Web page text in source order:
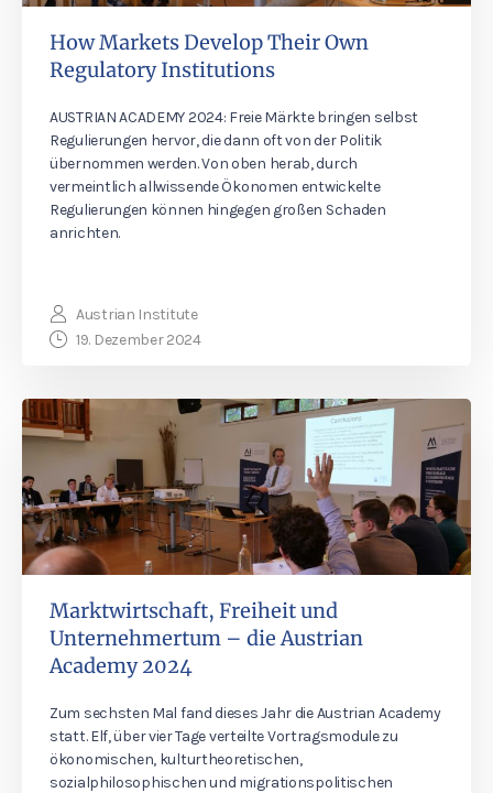
How Markets Develop Their Own
Regulatory Institutions
AUSTRIAN ACADEMY 2024: Freie Märkte bringen selbst
Regulierungen hervor, die dann oft von der Politik
übernommen werden. Von oben herab, durch
vermeintlich allwissende Ökonomen entwickelte
Regulierungen können hingegen großen Schaden
anrichten.
Austrian Institute
19. Dezember 2024
Marktwirtschaft, Freiheit und
Unternehmertum – die Austrian
Academy 2024
Zum sechsten Mal fand dieses Jahr die Austrian Academy
statt. Elf, über vier Tage verteilte Vortragsmodule zu
ökonomischen, kulturtheoretischen,
sozialphilosophischen und migrationspolitischen